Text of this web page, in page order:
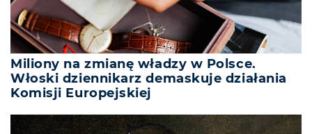
Miliony na zmianę władzy w Polsce.
Włoski dziennikarz demaskuje działania
Komisji Europejskiej